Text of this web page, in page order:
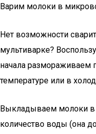
Варим молоки в
Нет возможности
мультиварке?
начала размораживаем
температуре или в
Выкладываем молоки в
количество воды (она